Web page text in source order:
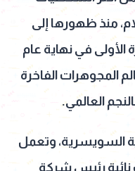
منذ ظهورها إلى
الأولى في نهاية عام
المجوهرات الفاخرة
العالمي.
السويسرية، وتعمل
رئيس شركة